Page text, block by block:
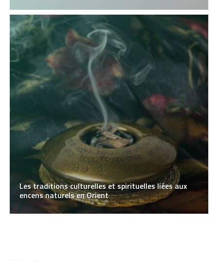
Les traditions culturelles et spirituelles liées aux
encens naturels en Orient